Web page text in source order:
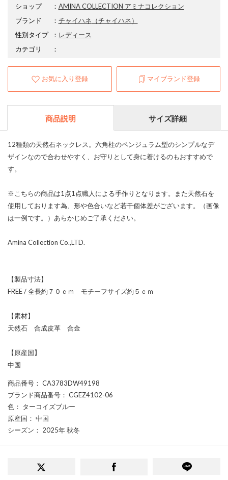
ショップ ： AMINA COLLECTION アミナコレクション
ブランド
： チャイハネ （チャイハネ）
性別タイプ
： レディース
カテゴリ
：
お気に入り登録 マイブランド登録
商品説明 サイズ詳細
12種類の天然石ネックレス。六角柱のペンジュラム型のシンプルなデ
ザインなので合わせやすく、お守りとして身に着けるのもおすすめで
す。
※こちらの商品は1点1点職人による手作りとなります。また天然石を
使用しております為、形や色合いなど若干個体差がございます。（画像
は一例です。）あらかじめご了承ください。
Amina Collection Co.,LTD.
【製品寸法】
FREE / 全長約７０ｃｍ モチーフサイズ約５ｃｍ
【素材】
天然石 合成皮革 合金
【原産国】
中国
商品番号 ： CA3783DW49198
ブランド商品番号 ： CGEZ4102-06
色 ： ターコイズブルー
原産国 ： 中国
シーズン ： 2025年 秋冬